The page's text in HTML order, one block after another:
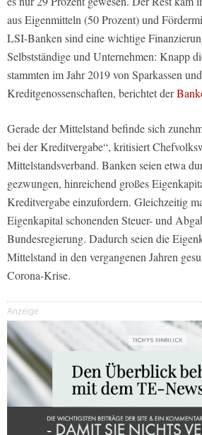
aus Eigenmitteln (50 Prozent) und
LSI-Banken sind eine wichtige
Selbstständige und Unternehmen: Knapp
stammten im Jahr 2019 von Sparkassen und
Kreditgenossenschaften, berichtet der
Gerade der Mittelstand befinde sich
bei der Kreditvergabe“, kritisiert
Mittelstandsverband. Banken seien etwa
gezwungen, hinreichend großes
Kreditvergabe einzufordern. Gleichzeitig
Eigenkapital schonenden Steuer- und
Bundesregierung. Dadurch seien die
Mittelstand in den vergangenen Jahren
Corona-Krise.
Anzeige